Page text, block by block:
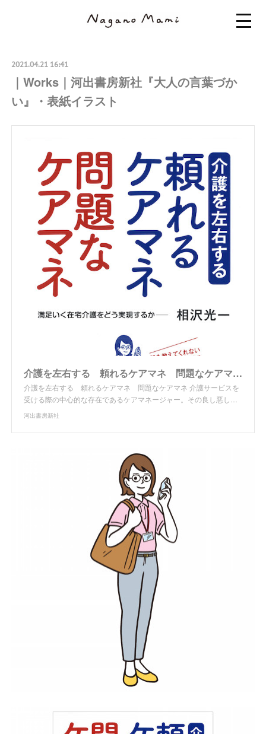
2021.04.21 16:41
｜Works｜河出書房新社『大人の言葉づか
い』・表紙イラスト
介護を左右する 頼れるケアマネ 問題なケアマネ :相沢 光一｜河出書房新社
介護を左右する 頼れるケアマネ 問題なケアマネ 介護サービスを
受ける際の中心的な存在であるケアマネージャー。その良し悪し…
河出書房新社